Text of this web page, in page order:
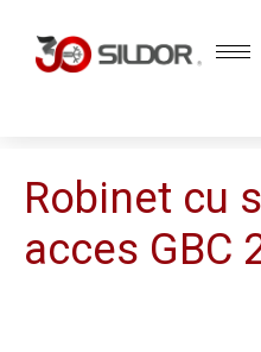
content
Robinet cu
acces GBC